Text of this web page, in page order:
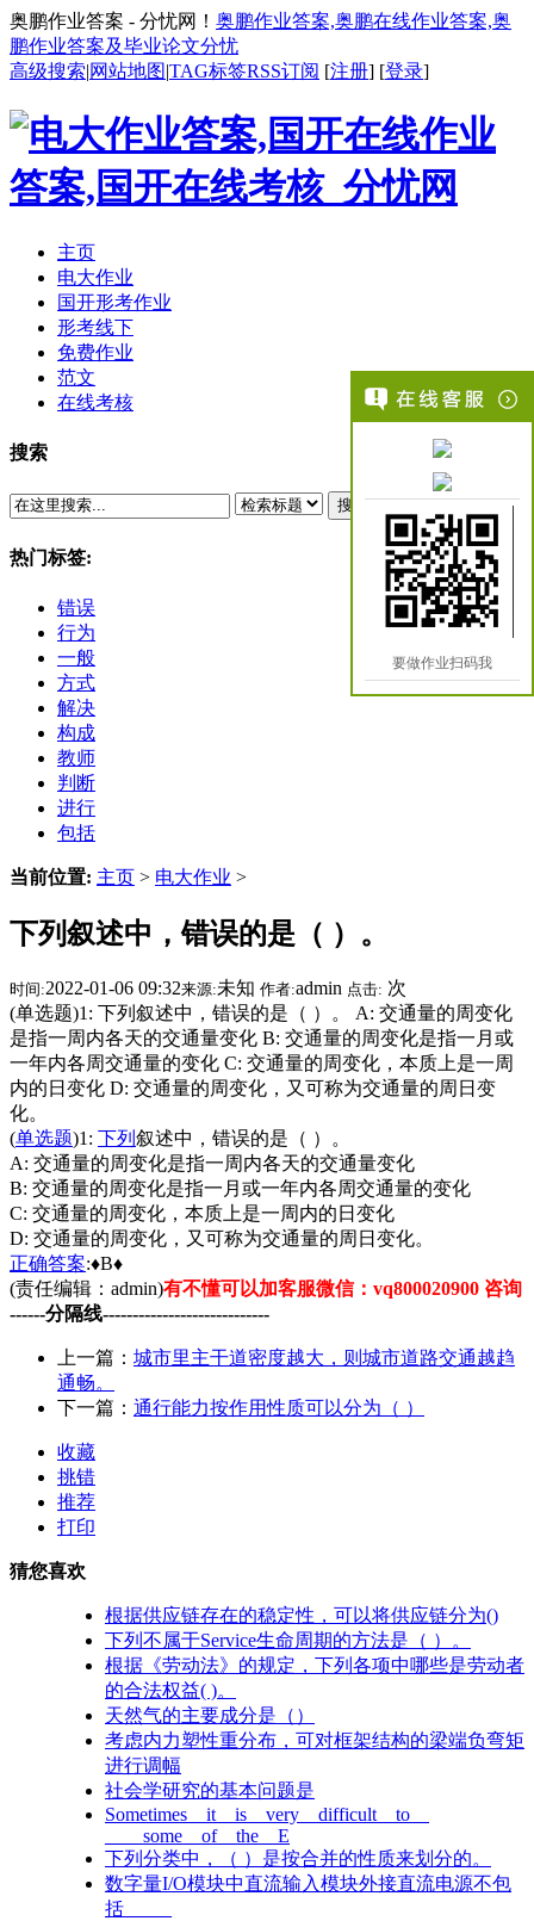
奥鹏作业答案 - 分忧网！ 奥鹏作业答案,奥鹏在线作业答案,奥
鹏作业答案及毕业论文分忧
高级搜索|网站地图|TAG标签RSS订阅 [注册] [登录]
主页
电大作业
国开形考作业
形考线下
免费作业
范文
在线考核
搜索
搜索
热门标签:
错误
行为
一般
方式
解决
构成
教师
判断
进行
包括
当前位置: 主页 > 电大作业 >
下列叙述中，错误的是（ ）。
时间:2022-01-06 09:32来源:未知 作者:admin 点击: 次
(单选题)1: 下列叙述中，错误的是（ ）。 A: 交通量的周变化
是指一周内各天的交通量变化 B: 交通量的周变化是指一月或
一年内各周交通量的变化 C: 交通量的周变化，本质上是一周
内的日变化 D: 交通量的周变化，又可称为交通量的周日变
化。
(单选题)1: 下列 叙述中，错误的是（ ）。
A: 交通量的周变化是指一周内各天的交通量变化
B: 交通量的周变化是指一月或一年内各周交通量的变化
C: 交通量的周变化，本质上是一周内的日变化
D: 交通量的周变化，又可称为交通量的周日变化。
正确答案:♦B♦
(责任编辑：admin)有不懂可以加客服微信：vq800020900 咨询
------分隔线----------------------------
上一篇： 城市里主干道密度越大，则城市道路交通越趋
通畅。
下一篇： 通行能力按作用性质可以分为（ ）
收藏
挑错
推荐
打印
猜您喜欢
根据供应链存在的稳定性，可以将供应链分为()
下列不属于Service生命周期的方法是（ ）。
根据《劳动法》的规定，下列各项中哪些是劳动者
的合法权益( )。
天然气的主要成分是（）
考虑内力塑性重分布，可对框架结构的梁端负弯矩
进行调幅
社会学研究的基本问题是
Sometimes it is very difficult to
____some of the E
下列分类中，（ ）是按合并的性质来划分的。
数字量I/O模块中直流输入模块外接直流电源不包
括_____
要做作业扫码我